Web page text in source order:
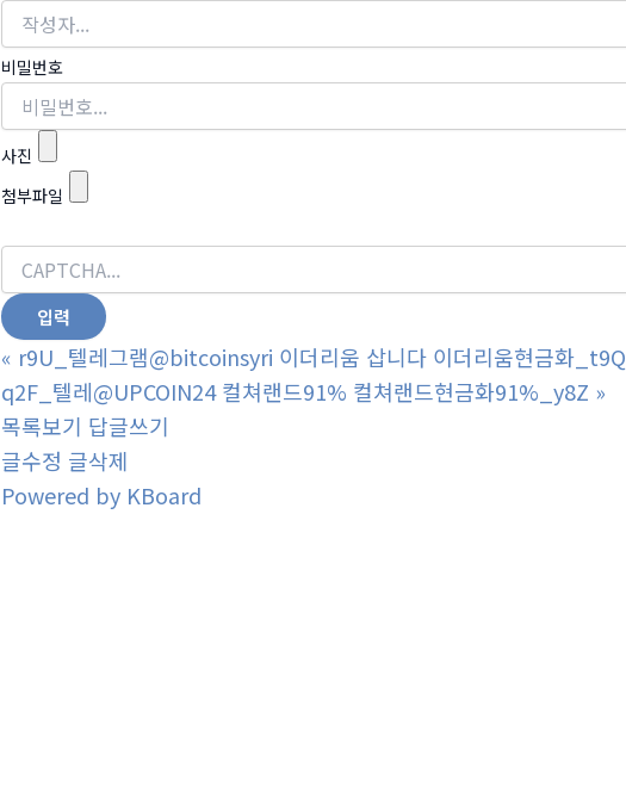
비밀번호
사진
첨부파일
« r9U_텔레그램@bitcoinsyri 이더리움 삽니다 이더리움현금화_t9Q
q2F_텔레@UPCOIN24 컬쳐랜드91% 컬쳐랜드현금화91%_y8Z »
목록보기 답글쓰기
글수정 글삭제
Powered by KBoard